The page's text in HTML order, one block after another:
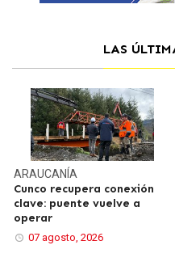
LAS
ARAUCANÍA
Cunco recupera conexión
clave: puente vuelve a
operar
07 agosto, 2026